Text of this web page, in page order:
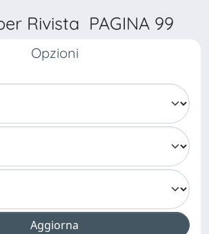
Rivista PAGINA 99
Opzioni